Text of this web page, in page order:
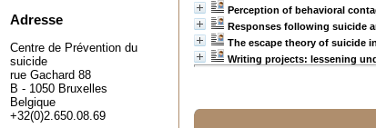
Perception of behavioral
Responses following suicide
The escape theory of suicide
Writing projects: lessening
Adresse
Centre de Prévention du
suicide
rue Gachard 88
B - 1050 Bruxelles
Belgique
+32(0)2.650.08.69